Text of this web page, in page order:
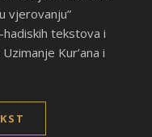
vjerovanju”
hadiskih tekstova i
Kur’ana i